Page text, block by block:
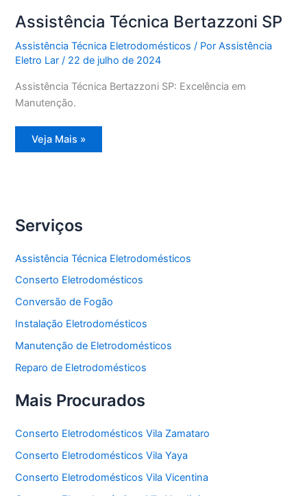
Assistência Técnica Bertazzoni SP
Assistência Técnica Eletrodomésticos / PorAssistência
Eletro Lar/ 22 de julho de 2024
Assistência Técnica Bertazzoni SP: Excelência em
Manutenção.
Assistência
Técnica
Veja Mais »
Serviços
Assistência Técnica Eletrodomésticos
Conserto Eletrodomésticos
Conversão de Fogão
Instalação Eletrodomésticos
Manutenção de Eletrodomésticos
Reparo de Eletrodomésticos
Mais Procurados
Conserto Eletrodomésticos Vila Zamataro
Conserto Eletrodomésticos Vila Yaya
Conserto Eletrodomésticos Vila Vicentina